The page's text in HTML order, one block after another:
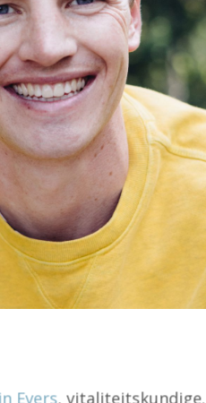
Evers, vitaliteitskundige.